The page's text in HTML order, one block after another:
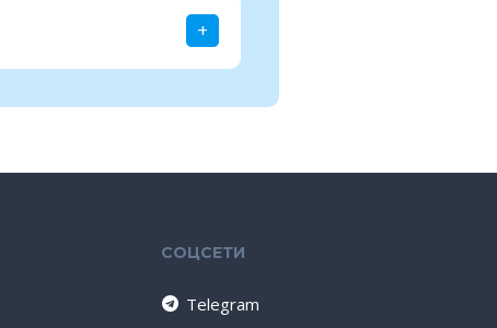
СОЦСЕТИ
Telegram